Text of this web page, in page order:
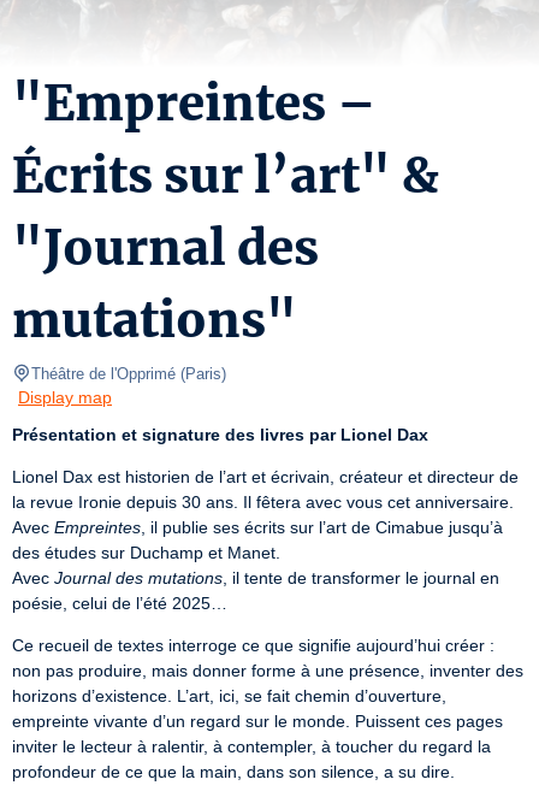
"Empreintes –
Écrits sur l’art" &
"Journal des
mutations"
Théâtre de l'Opprimé (Paris)
Display map
Présentation et signature des livres par Lionel Dax
Lionel Dax est historien de l’art et écrivain, créateur et directeur de
la revue Ironie depuis 30 ans. Il fêtera avec vous cet anniversaire.
Avec Empreintes , il publie ses écrits sur l’art de Cimabue jusqu’à
des études sur Duchamp et Manet.
Avec Journal des mutations , il tente de transformer le journal en
poésie, celui de l’été 2025…
Ce recueil de textes interroge ce que signifie aujourd’hui créer :
non pas produire, mais donner forme à une présence, inventer des
horizons d’existence. L’art, ici, se fait chemin d’ouverture,
empreinte vivante d’un regard sur le monde. Puissent ces pages
inviter le lecteur à ralentir, à contempler, à toucher du regard la
profondeur de ce que la main, dans son silence, a su dire.